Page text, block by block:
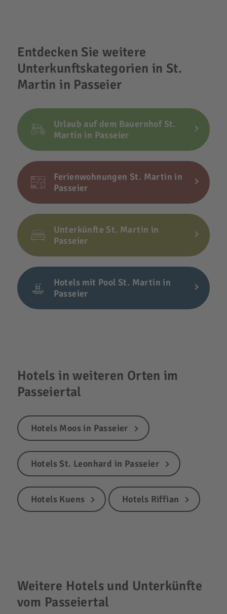
Entdecken Sie weitere
Unterkunftskategorien in St.
Martin in Passeier
Urlaub auf dem Bauernhof St.
Martin in Passeier
Ferienwohnungen St. Martin in
Passeier
Unterkünfte St. Martin in
Passeier
Hotels mit Pool St. Martin in
Passeier
Hotels in weiteren Orten im
Passeiertal
Hotels Moos in Passeier
Hotels St. Leonhard in Passeier
Hotels Kuens Hotels Riffian
Weitere Hotels und Unterkünfte
vom Passeiertal